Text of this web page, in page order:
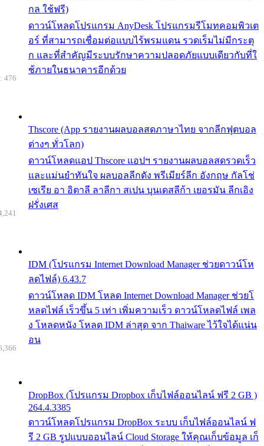
กล ใช้ฟรี)
ดาวน์โหลดโปรแกรม AnyDesk โปรแกรมรีโมทคอมพิวเต
อร์ ที่สามารถเชื่อมต่อแบบไร้พรมแดน รวดเร็มไม่มีกระตุ
ก และที่สำคัญมีระบบรักษาความปลอดภัยแบบเดียวกับที่ใ
ช้ภายในธนาคารอีกด้วย
Thscore (App รายงานผลบอลสดภาษาไทย จากลีกฟุตบอล
ต่างๆ ทั่วโลก)
ดาวน์โหลดแอป Thscore แอปฯ รายงานผลบอลสดรวดเร็ว
และแม่นยำทันใจ ผลบอลลีกดัง พรีเมียร์ลีก อังกฤษ กัลโช่
เซเรีย อา อิตาลี ลาลีกา สเปน บุนเดสลีก้า เยอรมัน ลีกเอิง
ฝรั่งเศส
476
IDM (โปรแกรม Internet Download Manager ช่วยดาวน์โห
ลดไฟล์) 6.43.7
ดาวน์โหลด IDM โหลด Internet Download Manager ช่วยโ
หลดไฟล์ เร็วขึ้น 5 เท่า เพิ่มความเร็ว ดาวน์โหลดไฟล์ เพล
ง โหลดหนัง โหลด IDM ล่าสุด จาก Thaiware ไว้ใจได้แน่น
อน
DropBox (โปรแกรม Dropbox เก็บไฟล์ออนไลน์ ฟรี 2 GB )
264.4.3385
ดาวน์โหลดโปรแกรม DropBox ระบบ เก็บไฟล์ออนไลน์ ฟ
รี 2 GB รูปแบบออนไลน์ Cloud Storage ให้คุณเก็บข้อมูล เก็